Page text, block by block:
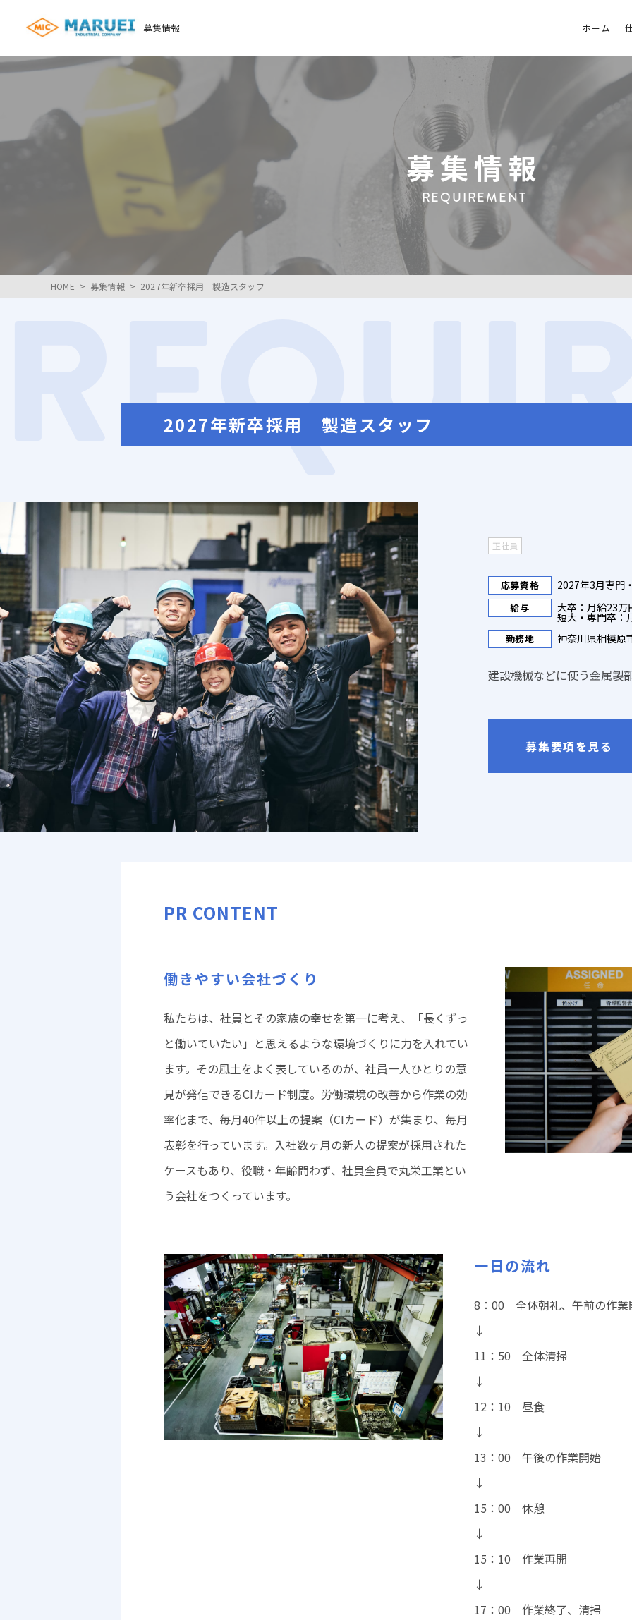
募集情報 ホーム
募集情報
REQUIREMENT
HOME 募集情報 2027年新卒採用 製造スタッフ
2027年新卒採用 製造スタッフ
正社員
応募資格 2027年3月専門
給与 大卒：月給23万
短大・専門卒：
勤務地 神奈川県相模原
建設機械などに使う金属製
募集要項を見る
PR CONTENT
働きやすい会社づくり
私たちは、社員とその家族の幸せを第一に考え、「長くずっ
と働いていたい」と思えるような環境づくりに力を入れてい
ます。その風土をよく表しているのが、社員一人ひとりの意
見が発信できるCIカード制度。労働環境の改善から作業の効
率化まで、毎月40件以上の提案（CIカード）が集まり、毎月
表彰を行っています。入社数ヶ月の新人の提案が採用された
ケースもあり、役職・年齢問わず、社員全員で丸栄工業とい
う会社をつくっています。
一日の流れ
8：00 全体朝礼、午前の作業
↓
11：50 全体清掃
↓
12：10 昼食
↓
13：00 午後の作業開始
↓
15：00 休憩
↓
15：10 作業再開
↓
17：00 作業終了、清掃